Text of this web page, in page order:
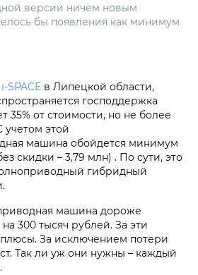
версии ничем новым
бы появления как минимум
в Липецкой области,
господдержка
35% от стоимости, но не более
учетом этой
машина обойдется минимум
скидки – 3,79 млн) . По сути, это
гибридный
машина дороже
300 тысяч рублей. За эти
За исключением потери
Так ли уж они нужны – каждый